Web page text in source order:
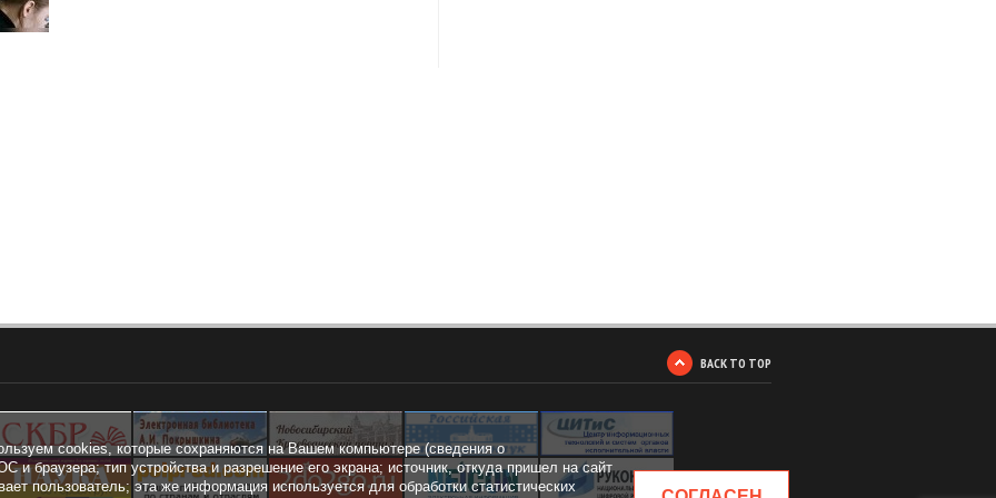
BACK TO TOP
cookies, которые сохраняются на Вашем компьютере (сведения о
и браузера; тип устройства и разрешение его экрана; источник, откуда пришел на сайт
пользователь; эта же информация используется для обработки статистических